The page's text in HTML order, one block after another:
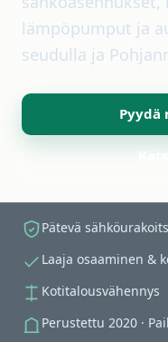
lämpöpumput ja
seudulla ja
Pyydä
Pätevä
Laaja osaaminen &
Kotitalousvähennys
Perustettu 2020 ·